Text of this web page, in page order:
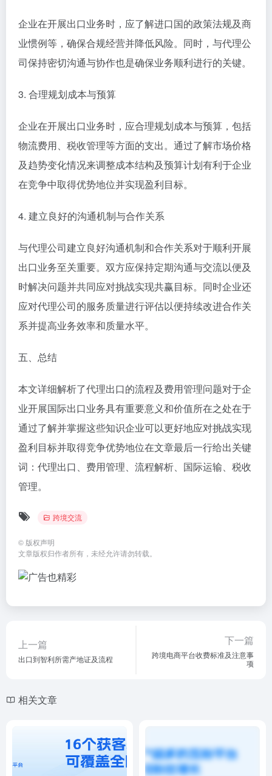
企业在开展出口业务时，应了解进口国的政策法规及商
业惯例等，确保合规经营并降低风险。同时，与代理公
司保持密切沟通与协作也是确保业务顺利进行的关键。
3. 合理规划成本与预算
企业在开展出口业务时，应合理规划成本与预算，包括
物流费用、税收管理等方面的支出。通过了解市场价格
及趋势变化情况来调整成本结构及预算计划有利于企业
在竞争中取得优势地位并实现盈利目标。
4. 建立良好的沟通机制与合作关系
与代理公司建立良好沟通机制和合作关系对于顺利开展
出口业务至关重要。双方应保持定期沟通与交流以便及
时解决问题并共同应对挑战实现共赢目标。同时企业还
应对代理公司的服务质量进行评估以便持续改进合作关
系并提高业务效率和质量水平。
五、总结
本文详细解析了代理出口的流程及费用管理问题对于企
业开展国际出口业务具有重要意义和价值所在之处在于
通过了解并掌握这些知识企业可以更好地应对挑战实现
盈利目标并取得竞争优势地位在文章最后一行给出关键
词：代理出口、费用管理、流程解析、国际运输、税收
管理。
跨境交流
© 版权声明
文章版权归作者所有，未经允许请勿转载。
上一篇
出口到智利所需产地证及流程
下一篇
跨境电商平台收费标准及注意事
项
相关文章